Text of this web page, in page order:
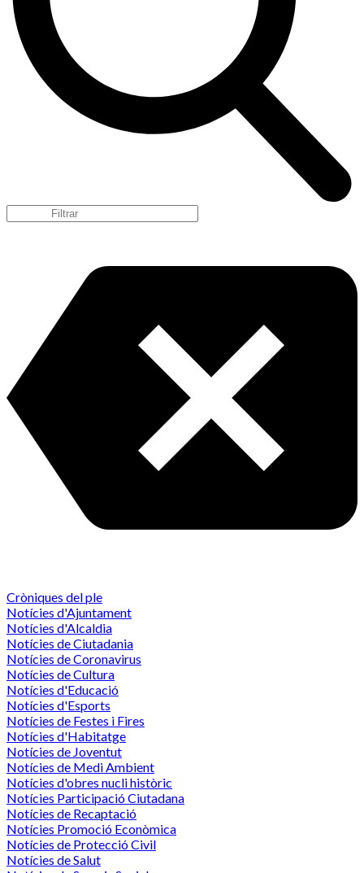
Cròniques del ple
Notícies d'Ajuntament
Notícies d'Alcaldia
Notícies de Ciutadania
Notícies de Coronavirus
Notícies de Cultura
Notícies d'Educació
Notícies d'Esports
Notícies de Festes i Fires
Notícies d'Habitatge
Notícies de Joventut
Notícies de Medi Ambient
Notícies d'obres nucli històric
Notícies Participació Ciutadana
Notícies de Recaptació
Notícies Promoció Econòmica
Notícies de Protecció Civil
Notícies de Salut